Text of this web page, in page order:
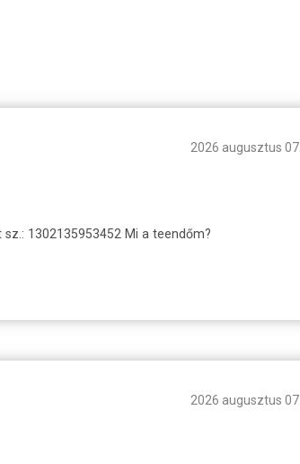
2026 augusztus 07.
1302135953452 Mi a teendőm?
2026 augusztus 07.